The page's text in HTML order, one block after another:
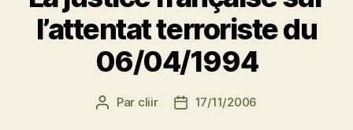
l’attentat terroriste du
06/04/1994
Auteur
Par cliir
Date17/11/2006